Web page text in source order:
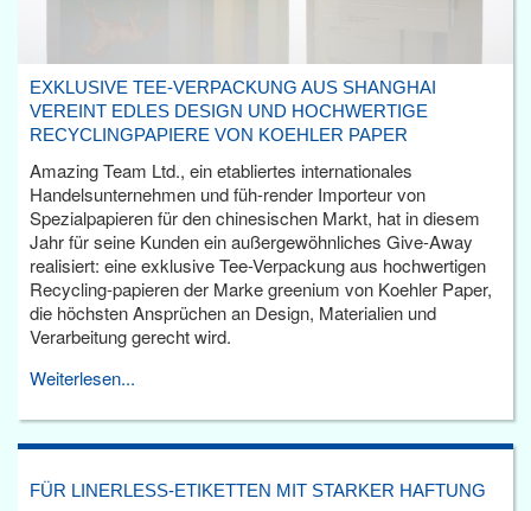
EXKLUSIVE TEE-VERPACKUNG AUS SHANGHAI
VEREINT EDLES DESIGN UND HOCHWERTIGE
RECYCLINGPAPIERE VON KOEHLER PAPER
Amazing Team Ltd., ein etabliertes internationales
Handelsunternehmen und füh-render Importeur von
Spezialpapieren für den chinesischen Markt, hat in diesem
Jahr für seine Kunden ein außergewöhnliches Give-Away
realisiert: eine exklusive Tee-Verpackung aus hochwertigen
Recycling-papieren der Marke greenium von Koehler Paper,
die höchsten Ansprüchen an Design, Materialien und
Verarbeitung gerecht wird.
Weiterlesen...
FÜR LINERLESS-ETIKETTEN MIT STARKER HAFTUNG